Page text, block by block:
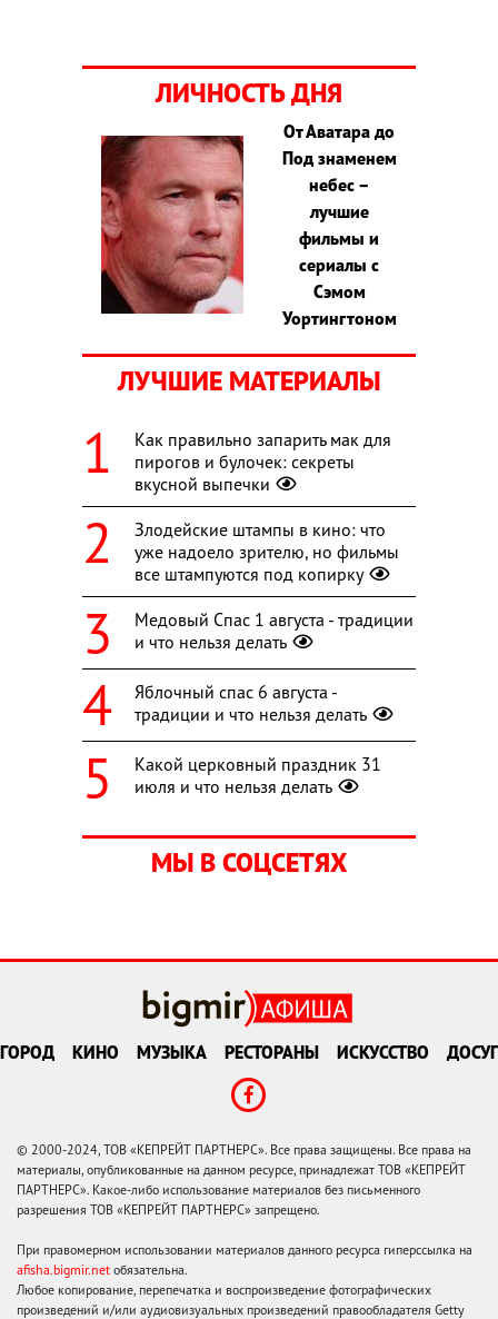
ЛИЧНОСТЬ ДНЯ
От Аватара до
Под знаменем
небес –
лучшие
фильмы и
сериалы с
Сэмом
Уортингтоном
ЛУЧШИЕ МАТЕРИАЛЫ
Как правильно запарить мак для
пирогов и булочек: секреты
вкусной выпечки
Злодейские штампы в кино: что
уже надоело зрителю, но фильмы
все штампуются под копирку
Медовый Спас 1 августа - традиции
и что нельзя делать
Яблочный спас 6 августа -
традиции и что нельзя делать
Какой церковный праздник 31
июля и что нельзя делать
МЫ В СОЦСЕТЯХ
ГОРОД КИНО МУЗЫКА РЕСТОРАНЫ ИСКУССТВО ДОСУГ
© 2000-2024, ТОВ «КЕПРЕЙТ ПАРТНЕРС». Все права защищены. Все права на
материалы, опубликованные на данном ресурсе, принадлежат ТОВ «КЕПРЕЙТ
ПАРТНЕРС». Какое-либо использование материалов без письменного
разрешения ТОВ «КЕПРЕЙТ ПАРТНЕРС» запрещено.
При правомерном использовании материалов данного ресурса гиперссылка на
afisha.bigmir.net обязательна.
Любое копирование, перепечатка и воспроизведение фотографических
произведений и/или аудиовизуальных произведений правообладателя Getty